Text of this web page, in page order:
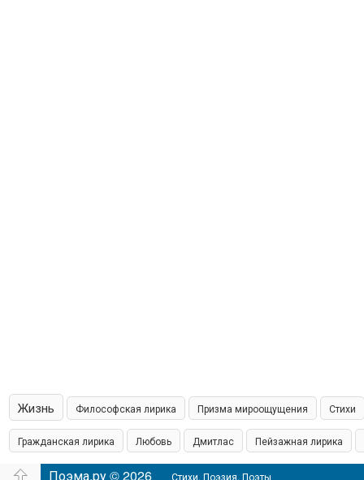
Жизнь Философская лирика Призма мироощущения Стихи
Гражданская лирика Любовь Дмитлас Пейзажная лирика
островская пишет Шамонин Сказки Юмор
Поэма.ру © 2026 Стихи. Поэзия. Поэты